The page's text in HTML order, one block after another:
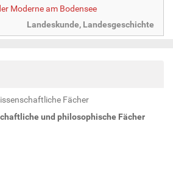
Moderne am Bodensee
Landeskunde, Landesgeschichte
Fächer
und philosophische Fächer